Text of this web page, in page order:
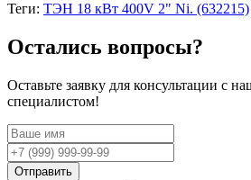
Теги: ТЭН 18 кВт 400V 2" Ni. (632215)
Остались вопросы?
Оставьте заявку для консультации с
специалистом!
Отправить